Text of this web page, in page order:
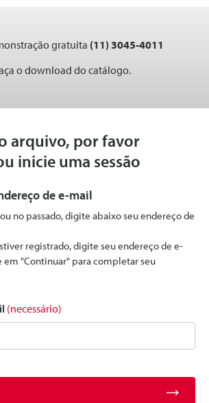
gratuita (11) 3045-4011
o download do catálogo.
arquivo, por favor
inicie uma sessão
de e-mail
no passado, digite abaixo seu endereço de
registrado, digite seu endereço de e-
em "Continuar" para completar seu
(necessário)